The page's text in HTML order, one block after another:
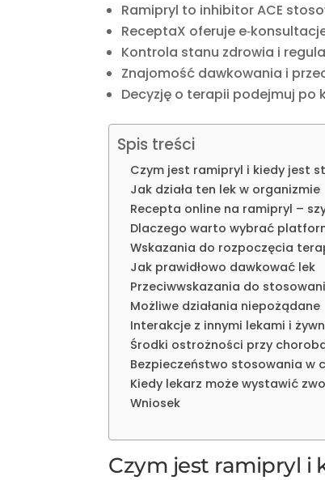
Ramipryl to inhibitor ACE
ReceptaX oferuje
Kontrola stanu zdrowia i
Znajomość dawkowania i
Decyzję o terapii podejmuj po
Spis treści
Czym jest ramipryl i kiedy jest
Jak działa ten lek w organizmie
Recepta online na ramipryl –
Dlaczego warto wybrać
Wskazania do rozpoczęcia
Jak prawidłowo dawkować lek
Przeciwwskazania do
Możliwe działania niepożądane
Interakcje z innymi lekami i
Środki ostrożności przy
Bezpieczeństwo stosowania w
Kiedy lekarz może wystawić
Wniosek
Czym jest ramipryl i